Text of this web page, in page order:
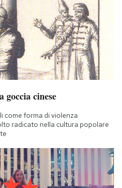
cinese
come forma di violenza
radicato nella cultura popolare